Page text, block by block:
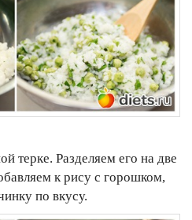
терке. Разделяем его на две
к рису с горошком,
по вкусу.